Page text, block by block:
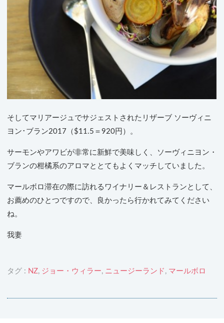
そしてマリアージュでサジェストされたリザーブ ソーヴィニ
ヨン･ブラン2017（$11.5＝920円）。
サーモンやアワビが非常に新鮮で美味しく、ソーヴィニヨン・
ブランの柑橘系のアロマととてもよくマッチしていました。
マールボロ滞在の際に訪れるワイナリー＆レストランとして、
お薦めのひとつですので、良かったら行かれてみてください
ね。
我妻
タグ : NZ, ジョー・ウィラー, ニュージーランド , マールボロ